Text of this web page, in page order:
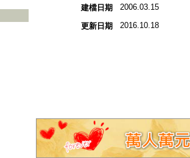
建檔日期 2006.03.15
更新日期 2016.10.18